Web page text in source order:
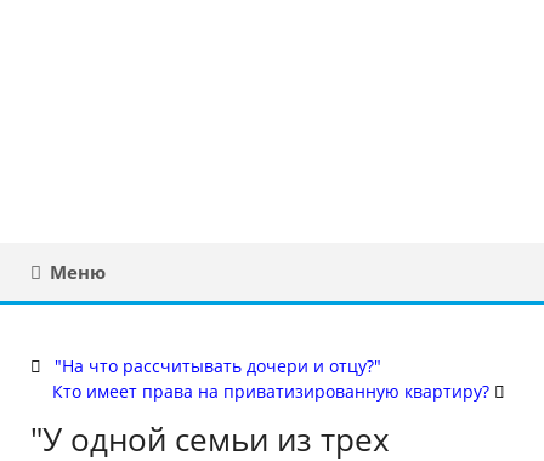
Меню
"На что рассчитывать дочери и отцу?"
Кто имеет права на приватизированную квартиру?
"У одной семьи из трех